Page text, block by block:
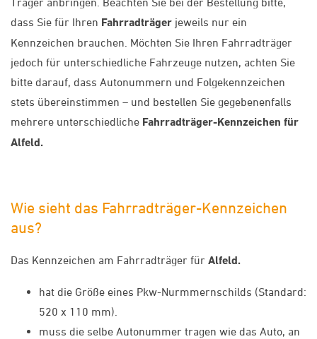
dass Sie für Ihren Fahrradträger jeweils nur ein
Kennzeichen brauchen. Möchten Sie Ihren Fahrradträger
jedoch für unterschiedliche Fahrzeuge nutzen, achten Sie
bitte darauf, dass Autonummern und Folgekennzeichen
stets übereinstimmen – und bestellen Sie gegebenenfalls
mehrere unterschiedliche Fahrradträger-Kennzeichen für
Alfeld.
Wie sieht das Fahrradträger-Kennzeichen
aus?
Das Kennzeichen am Fahrradträger für Alfeld.
hat die Größe eines Pkw-Nurmmernschilds (Standard:
520 x 110 mm).
muss die selbe Autonummer tragen wie das Auto, an